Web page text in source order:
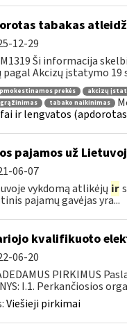
tabakas
12-29
Ši informacija
Akcizų įstatymo 19
prekės akcizų
tabako naikinimas
ir lengvatos
pajamos už
06-07
vykdomą atlikėjų ir
pajamų gavėjas yra...
kvalifikuoto
06-20
PIRKIMUS
I.1. Perkančiosios
Viešieji pirkimai